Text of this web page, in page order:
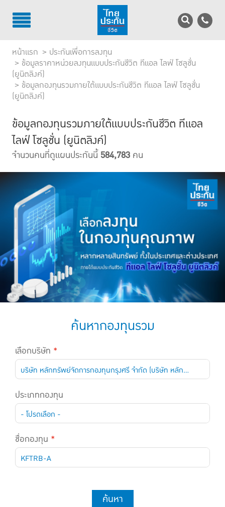
บริการลูกค้า
บริการตัวแทน
นักลงทุนสัมพันธ์
เพื่อสังคมไทย
ติดต่อไทยประกันชีวิต
บทความ
แบบประกันทั้งหมด
แบบประกันที่เหมาะกับช่วงอายุ
เปรียบเทียบแบบประกัน
เลือกแบบประกันที่เหมาะกับคุณ
TL Learning Center
หน้าแรก
ประกันเพื่อการลงทุน
ข้อมูลราคาหน่วยลงทุนแบบประกันชีวิต ทีแอล ไลฟ์ โซลูชั่น
(ยูนิตลิงค์)
ข้อมูลกองทุนรวมภายใต้แบบประกันชีวิต ทีแอล ไลฟ์ โซลูชั่น
(ยูนิตลิงค์)
ข้อมูลกองทุนรวมภายใต้แบบประกันชีวิต ทีแอล
ไลฟ์ โซลูชั่น (ยูนิตลิงค์)
จำนวนคนที่ดูแผนประกันนี้584,783 คน
ค้นหากองทุนรวม
เลือกบริษัท *
บริษัท หลักทรัพย์จัดการกองทุนกรุงศรี จำกัด (บริษัท หลักทรัพย์จัดการกองทุนกรุงศรี จำกัด)
ประเภทกองทุน
- โปรดเลือก -
ชื่อกองทุน *
KFTRB-A
ค้นหา